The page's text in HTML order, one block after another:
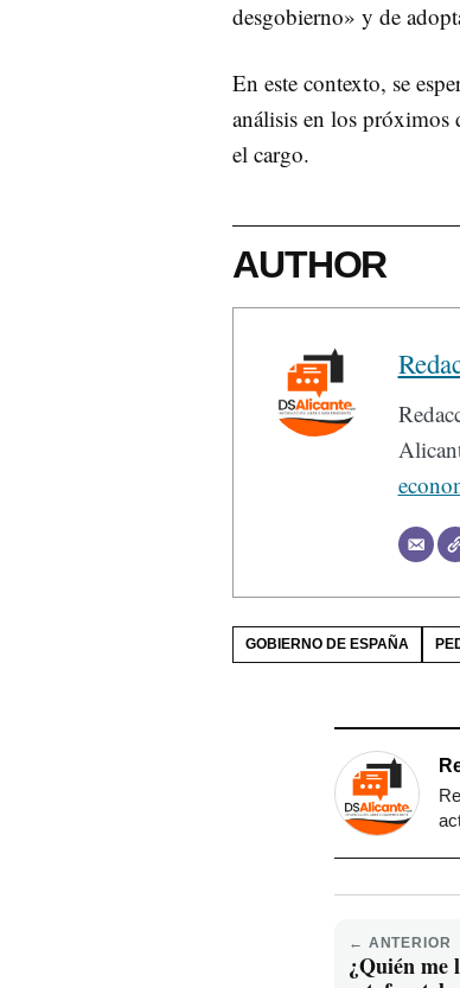
desgobierno» y de
En este contexto, se
análisis en los próximos
el cargo.
AUTHOR
GOBIERNO DE ESPAÑA
← ANTERIOR
¿Quién me